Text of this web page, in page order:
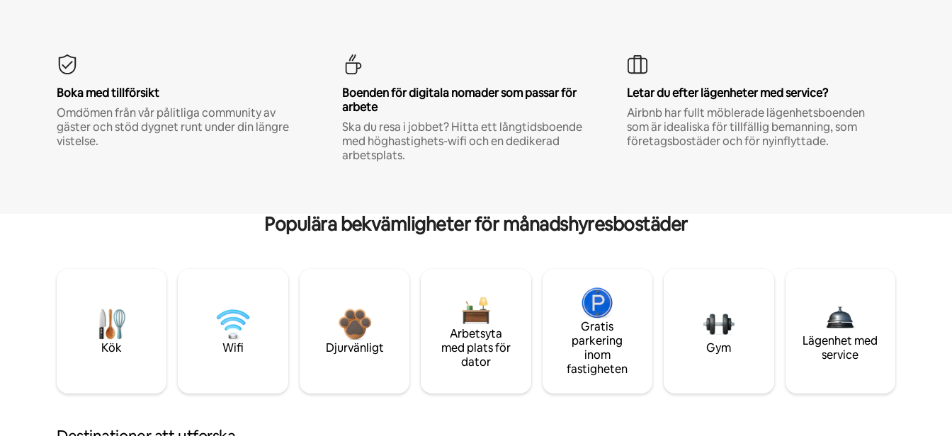
Boka med tillförsikt
Omdömen från vår pålitliga community av
gäster och stöd dygnet runt under din längre
vistelse.
Boenden för digitala nomader som passar för
arbete
Ska du resa i jobbet? Hitta ett långtidsboende
med höghastighets-wifi och en dedikerad
arbetsplats.
Letar du efter lägenheter med service?
Airbnb har fullt möblerade lägenhetsboenden
som är idealiska för tillfällig bemanning, som
företagsbostäder och för nyinflyttade.
Populära bekvämligheter för månadshyresbostäder
Kök Wifi Djurvänligt
Arbetsyta
med plats för
dator
Gratis
parkering
inom
fastigheten
Gym
Lägenhet med
service